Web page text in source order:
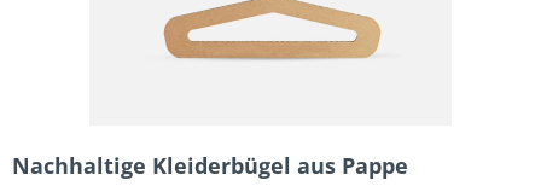
Nachhaltige Kleiderbügel aus Pappe